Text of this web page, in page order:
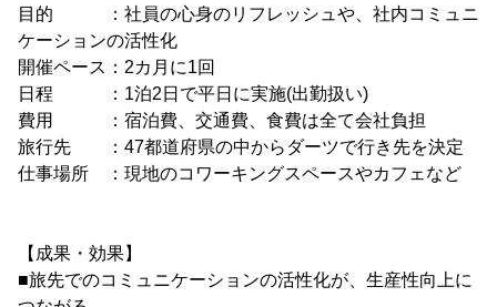
目的 ：社員の心身のリフレッシュや、社内コミュニ
ケーションの活性化
開催ペース：2カ月に1回
日程 ：1泊2日で平日に実施(出勤扱い)
費用 ：宿泊費、交通費、食費は全て会社負担
旅行先 ：47都道府県の中からダーツで行き先を決定
仕事場所 ：現地のコワーキングスペースやカフェなど
【成果・効果】
■旅先でのコミュニケーションの活性化が、生産性向上に